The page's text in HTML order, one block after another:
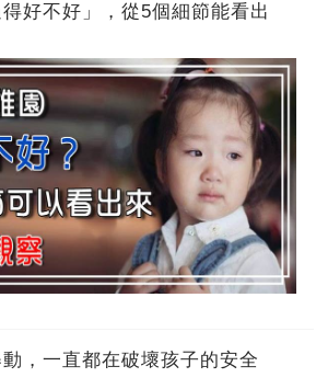
好不好」，從5個細節能看出
，一直都在破壞孩子的安全